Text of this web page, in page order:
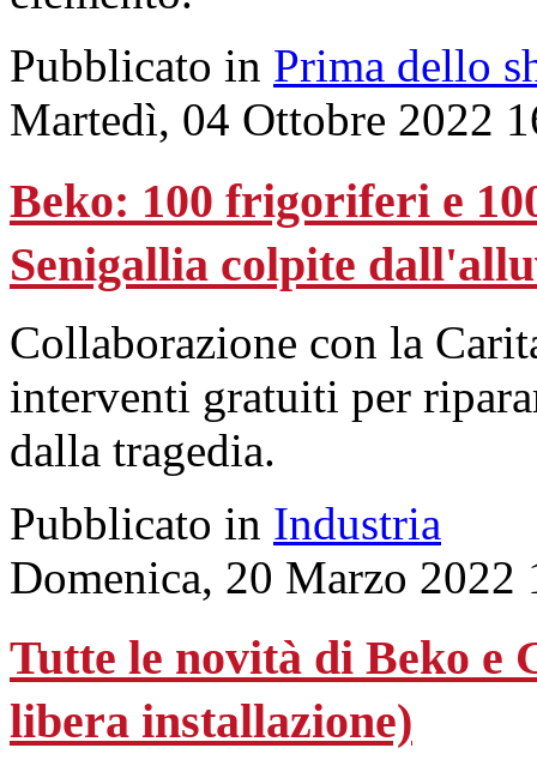
Pubblicato in Prima dello
Martedì, 04 Ottobre 2022
Beko: 100 frigoriferi e
Senigallia colpite
Collaborazione con la
interventi gratuiti per
dalla tragedia.
Pubblicato in Industria
Domenica, 20 Marzo 2022
Tutte le novità di Beko e
libera installazione)